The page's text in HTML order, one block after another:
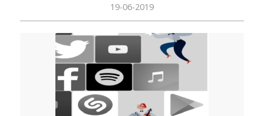
19-06-2019